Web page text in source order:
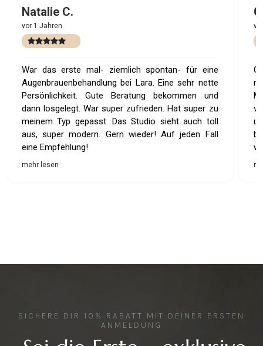
Natalie C.
vor 1 Jahren
War das erste mal- ziemlich spontan- für eine
Augenbrauenbehandlung bei Lara. Eine sehr nette
Persönlichkeit. Gute Beratung bekommen und
dann losgelegt. War super zufrieden. Hat super zu
meinem Typ gepasst. Das Studio sieht auch toll
aus, super modern. Gern wieder! Auf jeden Fall
eine Empfehlung!
mehr lesen
SICHERE DIR 10% RABATT MIT DEINER ERSTEN
ANMELDUNG